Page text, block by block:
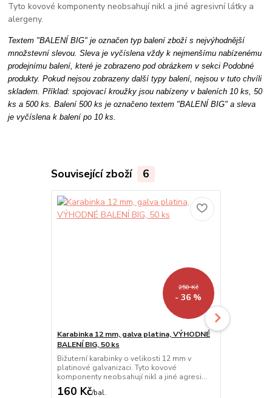
Tyto kovové komponenty neobsahují nikl a jiné agresivní látky a
alergeny.
Textem "BALENÍ BIG" je označen typ balení zboží s nejvýhodnější
množstevní slevou. Sleva je vyčíslena vždy k nejmenšímu nabízenému
prodejnímu balení, které je zobrazeno pod obrázkem v sekci Podobné
produkty. Pokud nejsou zobrazeny další typy balení, nejsou v tuto chvíli
skladem. Příklad: spojovací kroužky jsou nabízeny v baleních 10 ks, 50
ks a 500 ks. Balení 500 ks je označeno textem "BALENÍ BIG" a sleva
je vyčíslena k balení po 10 ks.
Související zboží 6
250 Kč
- 36 %
Karabinka 12 mm, galva platina, VÝHODNÉ
BALENÍ BIG, 50 ks
Bižuterní karabinky o velikosti 12 mm v
platinové galvanizaci. Tyto kovové
komponenty neobsahují nikl a jiné agresi...
160 Kč/bal.